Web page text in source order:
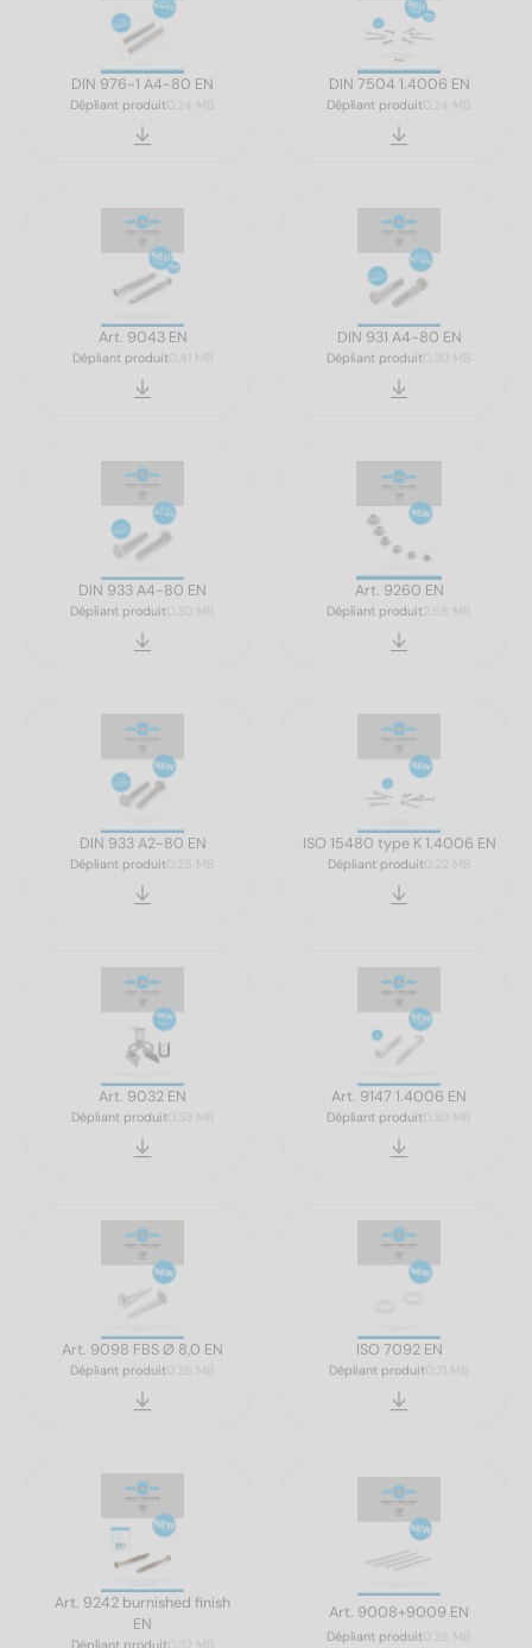
DIN 976-1 A4-80 EN
Dépliant produit 0.24 MB
DIN 7504 1.4006 EN
Dépliant produit 0.24 MB
Art. 9043 EN
Dépliant produit0.41 MB
DIN 931 A4-80 EN
Dépliant produit 0.30 MB
DIN 933 A4-80 EN
Dépliant produit 0.30 MB
Art. 9260 EN
Dépliant produit2.58 MB
DIN 933 A2-80 EN
Dépliant produit 0.25 MB
ISO 15480 type K 1.4006 EN
Dépliant produit0.22 MB
Art. 9032 EN
Dépliant produit0.33 MB
Art. 9147 1.4006 EN
Dépliant produit 0.30 MB
Art. 9098 FBS Ø 8,0 EN
Dépliant produit 0.26 MB
ISO 7092 EN
Dépliant produit 0.21 MB
Art. 9242 burnished finish
EN
Dépliant produit 0.32 MB
Art. 9008+9009 EN
Dépliant produit 0.28 MB